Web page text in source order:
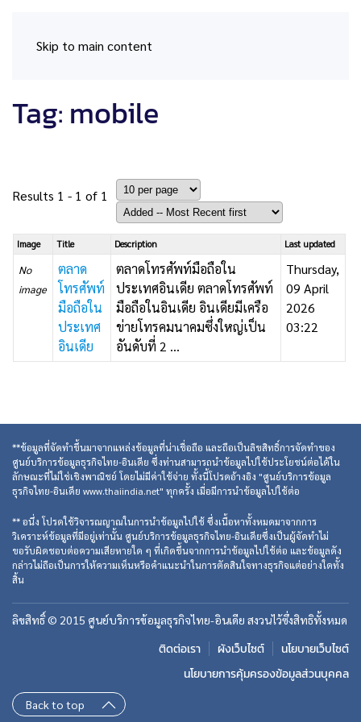
Skip to main content
Tag: mobile
Results 1 - 1 of 1
Image Title Description Last updated
No
image
ตลาด
โทรศัพท์
มือถือใน
ประเทศ
อินเดีย
ตลาดโทรศัพท์มือถือใน
ประเทศอินเดีย ตลาดโทรศัพท์
มือถือในอินเดีย อินเดียมีเครือ
ข่ายโทรคมนาคมซึ่งใหญ่เป็น
อันดับที่ 2 ...
Thursday,
09 April
2026
03:22
**ข้อมูลที่จัดทำขึ้นมาจากแหล่งข้อมูลที่น่าเชื่อถือ และถือเป็นลิขสิทธิ์การจัดทำของ
ศูนย์บริการข้อมูลธุรกิจไทย-อินเดีย ซึ่งท่านสามารถนำข้อมูลไปใช้ประโยชน์ต่อได้ใน
ลักษณะที่ไม่ใช่เชิงพาณิชย์ โดยไม่มีค่าใช้จ่าย ทั้งนี้โปรดอ้างอิง "ศูนย์บริการข้อมูล
ธุรกิจไทย-อินเดีย www.thaiindia.net" ทุกครั้ง เมื่อมีการนำข้อมูลไปใช้ต่อ
** อนึ่ง โปรดใช้วิจารณญาณในการนำข้อมูลไปใช้ ซึ่งเนื้อหาทั้งหมดมาจากการ
วิเคราะห์ข้อมูลที่มีอยู่เท่านั้น ศูนย์บริการข้อมูลธุรกิจไทย-อินเดียซึ่งเป็นผู้จัดทำไม่
ขอรับผิดชอบต่อความเสียหายใด ๆ ที่เกิดขึ้นจากการนำข้อมูลไปใช้ต่อ และข้อมูลดัง
กล่าวไม่ถือเป็นการให้ความเห็นหรือคำแนะนำในการตัดสินใจทางธุรกิจแต่อย่างใดทั้ง
สิ้น
ลิขสิทธิ์ © 2015 ศูนย์บริการข้อมูลธุรกิจไทย-อินเดีย สงวนไว้ซึ่งสิทธิทั้งหมด
ติดต่อเรา ผังเว็บไซต์
นโยบายเว็บไซต์
นโยบายการคุ้มครองข้อมูลส่วนบุคคล
Back to top